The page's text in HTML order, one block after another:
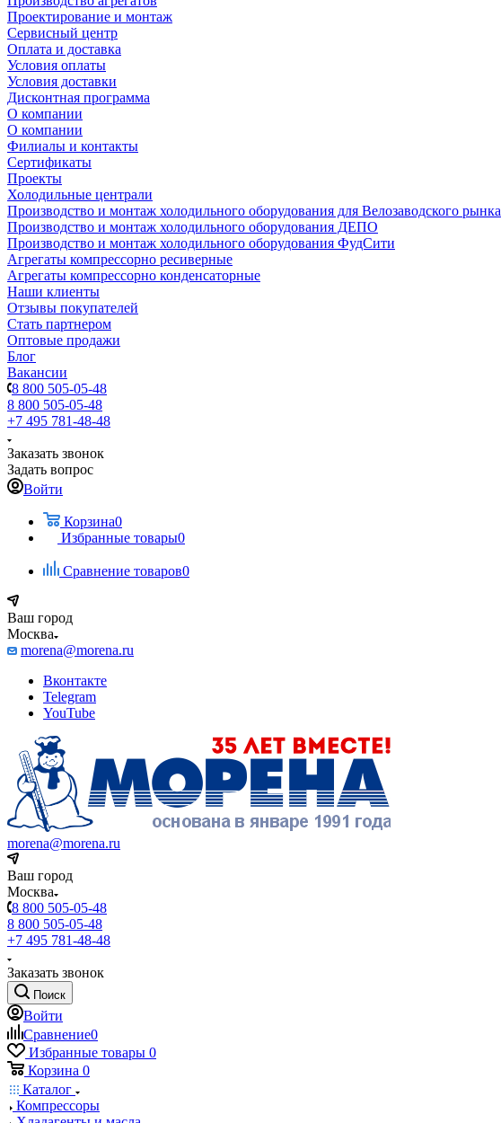
Проектирование и монтаж
Сервисный центр
Оплата и доставка
Условия оплаты
Условия доставки
Дисконтная программа
О компании
О компании
Филиалы и контакты
Сертификаты
Проекты
Холодильные централи
Производство и монтаж холодильного оборудования для Велозаводского рынка
Производство и монтаж холодильного оборудования ДЕПО
Производство и монтаж холодильного оборудования ФудСити
Агрегаты компрессорно ресиверные
Агрегаты компрессорно конденсаторные
Наши клиенты
Отзывы покупателей
Стать партнером
Оптовые продажи
Блог
Вакансии
8 800 505-05-48
8 800 505-05-48
+7 495 781-48-48
Заказать звонок
Задать вопрос
Войти
Корзина0
Избранные товары0
Сравнение товаров0
Ваш город
Москва
morena@morena.ru
Вконтакте
Telegram
YouTube
morena@morena.ru
Ваш город
Москва
8 800 505-05-48
8 800 505-05-48
+7 495 781-48-48
Заказать звонок
Поиск
Войти
Сравнение0
Избранные товары 0
Корзина 0
Каталог
Компрессоры